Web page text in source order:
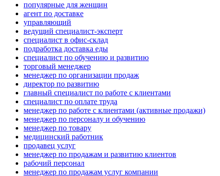
популярные для женщин
агент по доставке
управляющий
ведущий специалист-эксперт
специалист в офис-склад
подработка доставка еды
специалист по обучению и развитию
торговый менеджер
менеджер по организации продаж
директор по развитию
главный специалист по работе с клиентами
специалист по оплате труда
менеджер по работе с клиентами (активные продажи)
менеджер по персоналу и обучению
менеджер по товару
медицинский работник
продавец услуг
менеджер по продажам и развитию клиентов
рабочий персонал
менеджер по продажам услуг компании